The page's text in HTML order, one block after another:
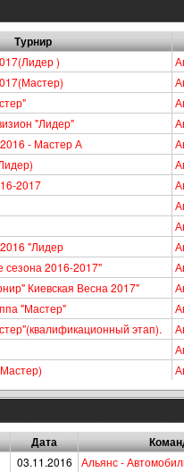
Турнир
)
"Лидер"
- Мастер А
2017
"Лидер
сезона 2016-2017"
Киевская Весна 2017"
"Мастер"
этап).
Дата
03.11.2016
Альянс -